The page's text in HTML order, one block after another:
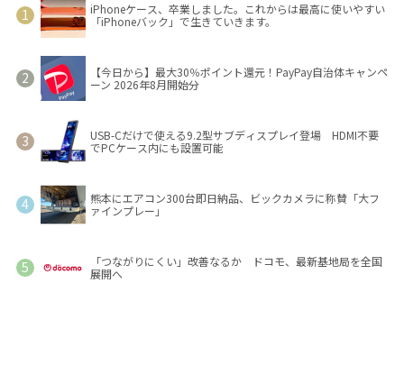
iPhoneケース、卒業しました。これからは最高に使いやすい
「iPhoneバック」で生きていきます。
【今日から】最大30％ポイント還元！PayPay自治体キャンペ
ーン 2026年8月開始分
USB-Cだけで使える9.2型サブディスプレイ登場 HDMI不要
でPCケース内にも設置可能
熊本にエアコン300台即日納品、ビックカメラに称賛「大フ
ァインプレー」
「つながりにくい」改善なるか ドコモ、最新基地局を全国
展開へ